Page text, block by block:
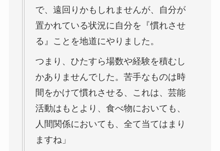
で、遠回りかもしれませんが、自分が
置かれている状況に自分を『慣れさせ
る』ことを地道にやりました。
つまり、ひたすら場数や経験を積むし
かありませんでした。苦手なものは時
間をかけて慣れさせる、これは、芸能
活動はもとより、食べ物においても、
人間関係においても、全て当てはまり
ますね」